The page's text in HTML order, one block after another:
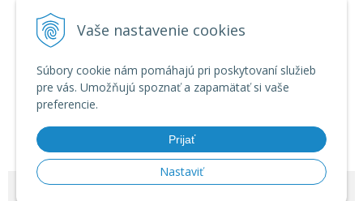
Vaše nastavenie cookies
Súbory cookie nám pomáhajú pri poskytovaní služieb
pre vás. Umožňujú spoznať a zapamätať si vaše
preferencie.
Prijať
Nastaviť
Platba bankovým prevodom
Ako nakupovať
Autorizované servisy
© 2026 ARDIN •tvorba eshopu cez UNIobchod,webhostingspoločnosti